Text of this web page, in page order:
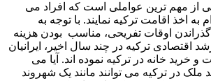
از مهم ترین عواملی است که افراد می
به اخذ اقامت ترکیه نمایند. با توجه به
اوقات تفریحی، مناسب بودن هزینه
اقتصادی ترکیه در چند سال اخیر، ایرانیان
و خرید خانه در ترکیه نموده اند. آیا می
ملک در ترکیه می توانند مانند یک شهروند